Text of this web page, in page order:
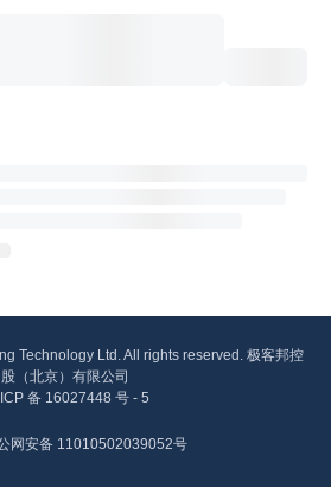
Technology Ltd. All rights reserved. 极客邦控
股（北京）有限公司
备 16027448 号 - 5
网安备 11010502039052号